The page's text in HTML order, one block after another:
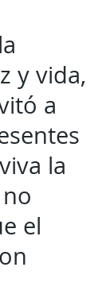
y vida,
a
la
el